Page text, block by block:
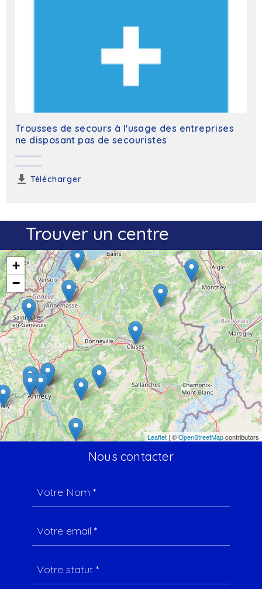
Trousses de secours à l'usage des entreprises
ne disposant pas de secouristes
Télécharger
Trouver un centre
+
−
Leaflet | ©OpenStreetMapcontributors
Nous contacter